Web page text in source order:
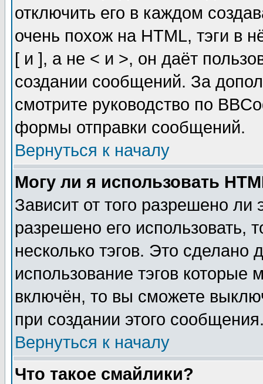
отключить его в каждом
очень похож на HTML, тэги в
[ и ], а не < и >, он даёт
создании сообщений. За
смотрите руководство по
формы отправки сообщений.
Вернуться к началу
Могу ли я использовать
Зависит от того разрешено
разрешено его использовать,
несколько тэгов. Это сделано
использование тэгов
включён, то вы сможете
при создании этого
Вернуться к началу
Что такое смайлики?